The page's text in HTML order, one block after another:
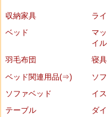
収納家具
ラ
ベッド
マ
イル
羽毛布団
寝具
ベッド関連用品(⇒)
ソ
ソファベッド
イス
テーブル
ダ